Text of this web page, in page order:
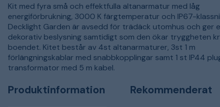
Kit med fyra små och effektfulla altanarmatur med låg
energiförbrukning, 3000 K färgtemperatur och IP67-
Decklight Garden är avsedd för trädäck utomhus och ger
dekorativ beslysning samtidigt som den ökar tryggheten
boendet. Kitet består av 4st altanarmaturer, 3st 1 m
förlängningskablar med snabbkopplingar samt 1 st IP44
transformator med 5 m kabel.
Produktinformation Rekommenderat